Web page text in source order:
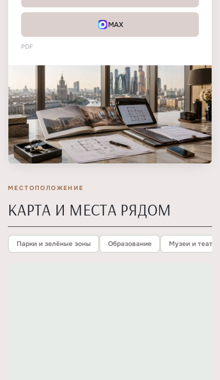
MAX
PDF
МЕСТОПОЛОЖЕНИЕ
КАРТА И МЕСТА РЯДОМ
Парки и зелёные зоны Образование Музеи и